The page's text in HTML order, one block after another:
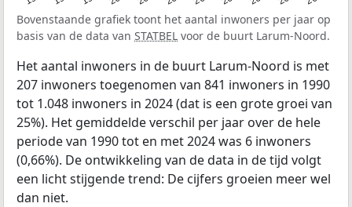
Bovenstaande grafiek toont het aantal inwoners per jaar op
basis van de data van STATBEL voor de buurt Larum-Noord.
Het aantal inwoners in de buurt Larum-Noord is met
207 inwoners toegenomen van 841 inwoners in 1990
tot 1.048 inwoners in 2024 (dat is een grote groei van
25%). Het gemiddelde verschil per jaar over de hele
periode van 1990 tot en met 2024 was 6 inwoners
(0,66%). De ontwikkeling van de data in de tijd volgt
een licht stijgende trend: De cijfers groeien meer wel
dan niet.